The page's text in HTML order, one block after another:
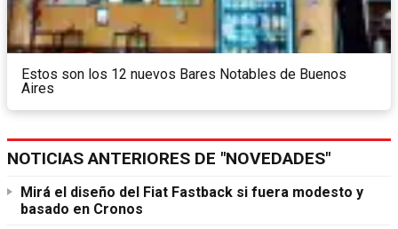
Estos son los 12 nuevos Bares Notables de Buenos
Aires
NOTICIAS ANTERIORES DE "NOVEDADES"
Mirá el diseño del Fiat Fastback si fuera modesto y
basado en Cronos